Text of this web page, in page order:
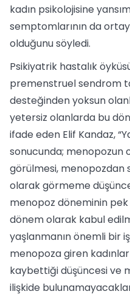
kadın psikolojisine
semptomlarının da
olduğunu söyledi.
Psikiyatrik hastalık
premenstruel sendrom
desteğinden yoksun
yetersiz olanlarda bu
ifade eden Elif Kandaz,
sonucunda; menopozun
görülmesi, menopozdan
olarak görmeme
menopoz döneminin pek
dönem olarak kabul
yaşlanmanın önemli bir
menopoza giren
kaybettiği düşüncesi ve
ilişkide